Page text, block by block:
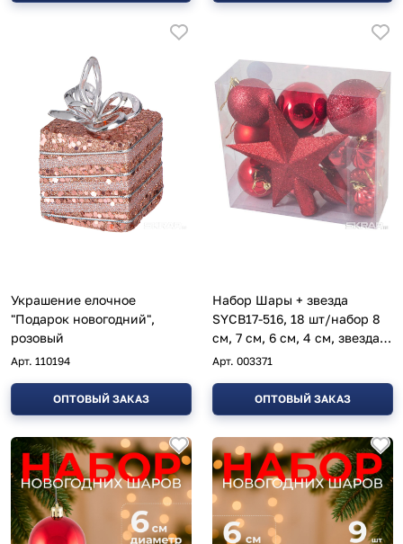
Украшение елочное
"Подарок новогодний",
розовый
Арт. 110194
ОПТОВЫЙ ЗАКАЗ
Набор Шары + звезда
SYCB17-516, 18 шт/набор 8
см, 7 см, 6 см, 4 см, звезда
21 см
Арт. 003371
ОПТОВЫЙ ЗАКАЗ